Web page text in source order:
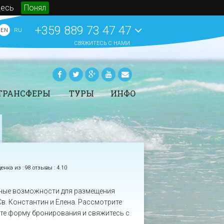
Понял
-
трансферов в
ТУРЫ
Аренда автомобилей
Яхтинг в Болгарии
СПА на морских курортах
ИНФО
Статьи
Новости
События
O BeachBulgaria.ru
Основная информация о
EN RU +359 889 73 47 47
СВЯЖИТЕСЬ С НАМИ
из : 98 отзывы : 4.10
возможности для размещения
Константин и Елена. Рассмотрите
форму бронирования и свяжитесь с